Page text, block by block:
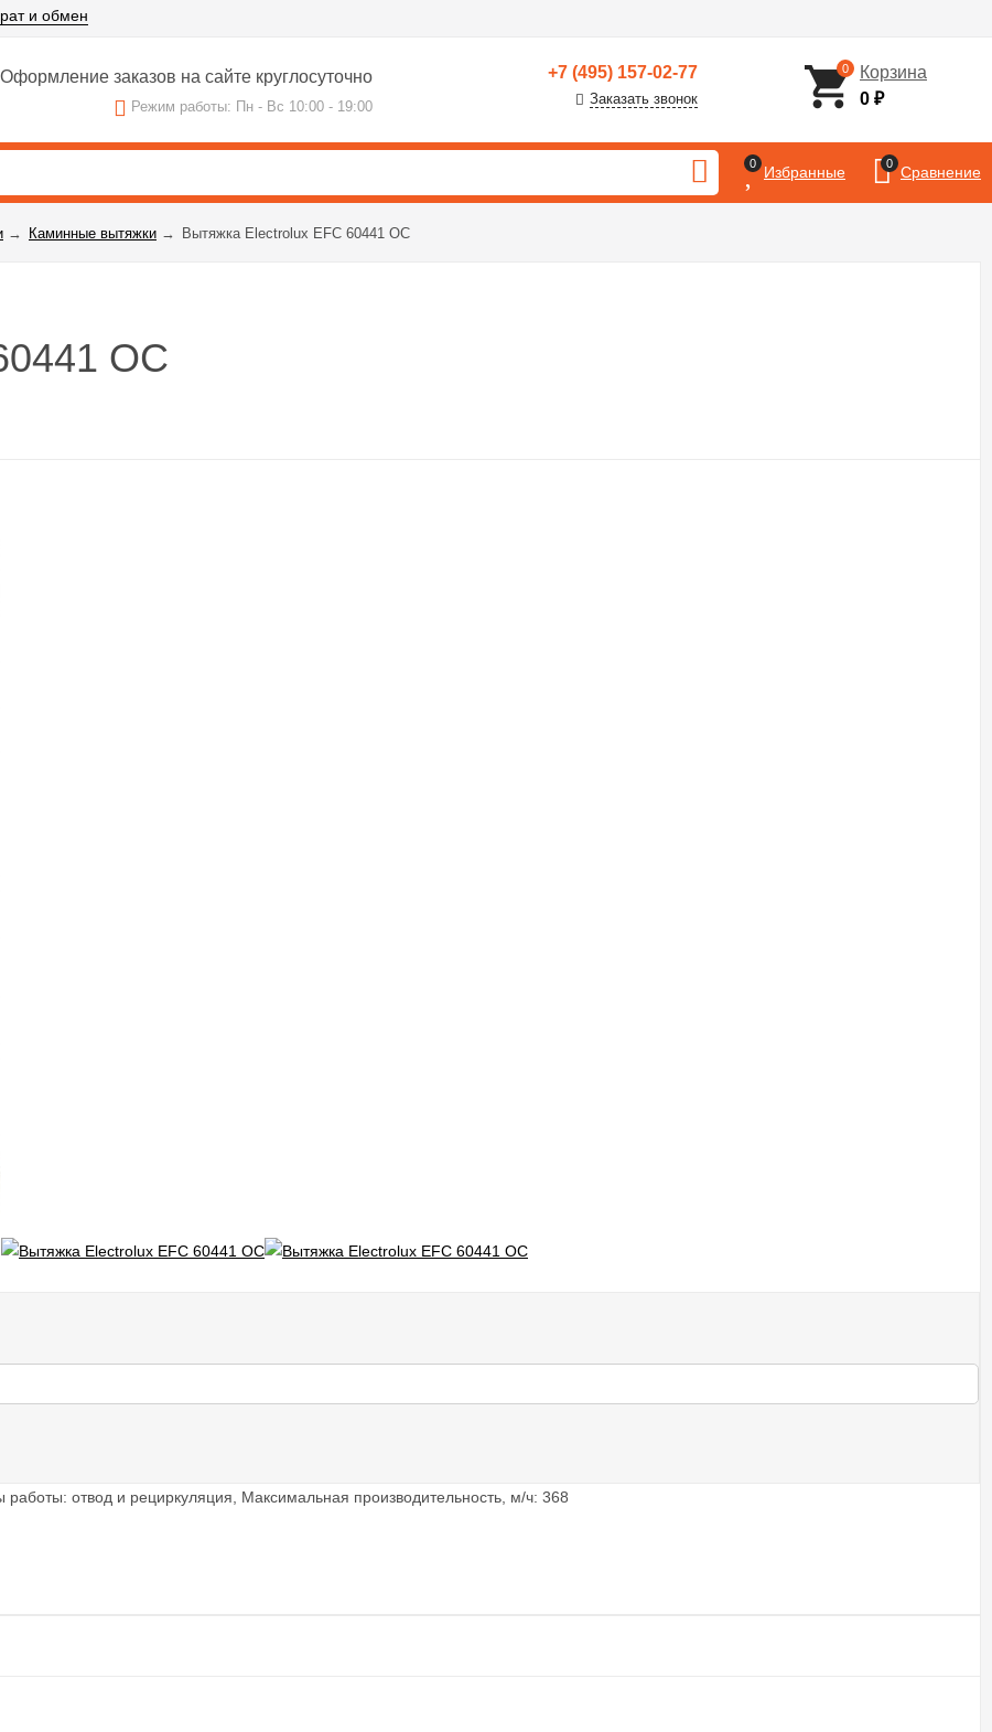
и обмен
Оформление заказов на сайте круглосуточно
Режим работы: Пн - Вс 10:00 - 19:00
+7 (495) 157-02-77
Заказать звонок
0
Корзина
0₽
0 Избранные 0 Сравнение
→ Каминные вытяжки → Вытяжка Electrolux EFC 60441 OC
OC
отвод и рециркуляция, Максимальная производительность, м/ч: 368